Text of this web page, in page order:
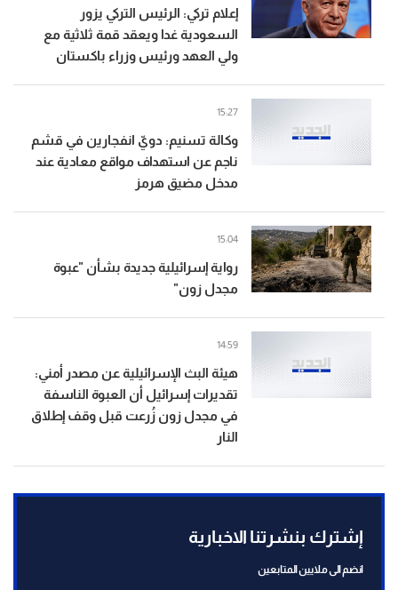
إعلام تركي: الرئيس التركي يزور
السعودية غدا ويعقد قمة ثلاثية مع
ولي العهد ورئيس وزراء باكستان
وكالة تسنيم: دويّ انفجارين في قشم
ناجم عن استهداف مواقع معادية عند
مدخل مضيق هرمز
15:27
رواية إسرائيلية جديدة بشأن "عبوة
مجدل زون"
15:04
هيئة البث الإسرائيلية عن مصدر أمني:
تقديرات إسرائيل أن العبوة الناسفة
في مجدل زون زُرعت قبل وقف إطلاق
النار
14:59
إشترك بنشرتنا الاخبارية
انضم الى ملايين المتابعين